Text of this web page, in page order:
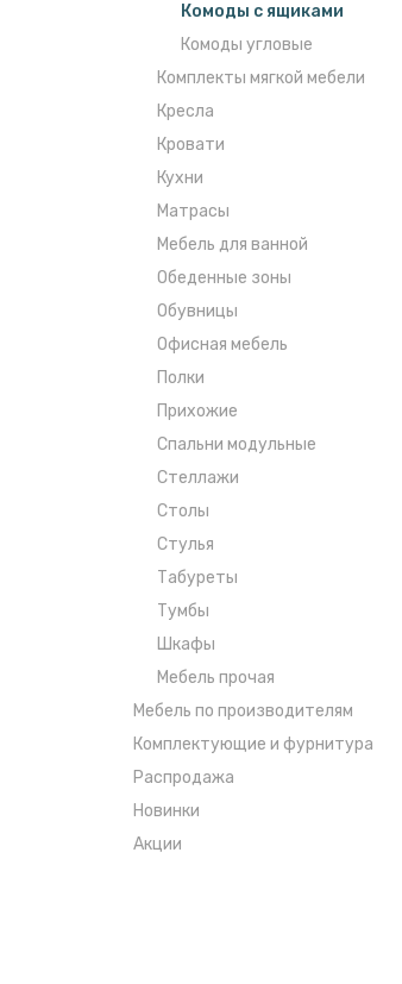
Комоды с ящиками
Комоды угловые
Комплекты мягкой мебели
Кресла
Кровати
Кухни
Матрасы
Мебель для ванной
Обеденные зоны
Обувницы
Офисная мебель
Полки
Прихожие
Спальни модульные
Стеллажи
Столы
Стулья
Табуреты
Тумбы
Шкафы
Мебель прочая
Мебель по производителям
Комплектующие и фурнитура
Распродажа
Новинки
Акции